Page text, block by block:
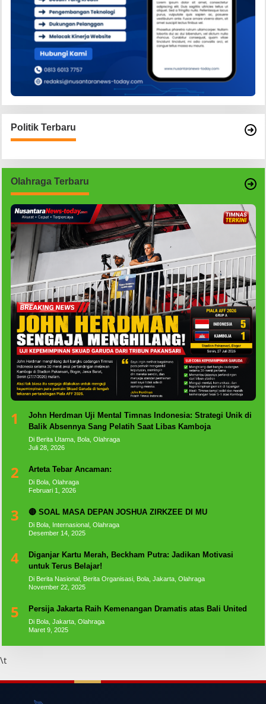
Politik Terbaru
Olahraga Terbaru
1
John Herdman Uji Mental Timnas Indonesia: Strategi Unik di
Balik Absennya Sang Pelatih Saat Libas Kamboja
Di Berita Utama, Bola, Olahraga
Juli 28, 2026
2 Arteta Tebar Ancaman:
Di Bola, Olahraga
Februari 1, 2026
3 🔴 SOAL MASA DEPAN JOSHUA ZIRKZEE DI MU
Di Bola, Internasional, Olahraga
Desember 14, 2025
4
Diganjar Kartu Merah, Beckham Putra: Jadikan Motivasi
untuk Terus Belajar!
Di Berita Nasional, Berita Organisasi, Bola, Jakarta, Olahraga
November 22, 2025
5 Persija Jakarta Raih Kemenangan Dramatis atas Bali United
Di Bola, Jakarta, Olahraga
Maret 9, 2025
\t